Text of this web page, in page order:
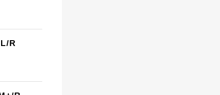
R